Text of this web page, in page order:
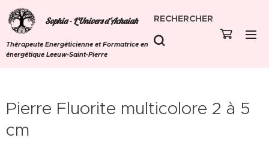
Sophia - L'Univers d'Achaiah
Thérapeute Energéticienne et Formatrice en
énergétique Leeuw-Saint-Pierre
RECHERCHER
Pierre Fluorite multicolore 2 à 5
cm